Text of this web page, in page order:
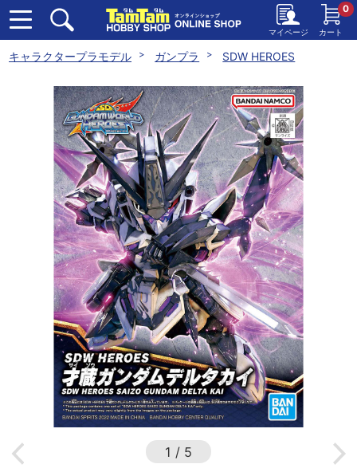
マイページ カート
0
キャラクタープラモデル ガンプラ SDW HEROES
1 / 5